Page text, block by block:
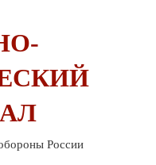
России